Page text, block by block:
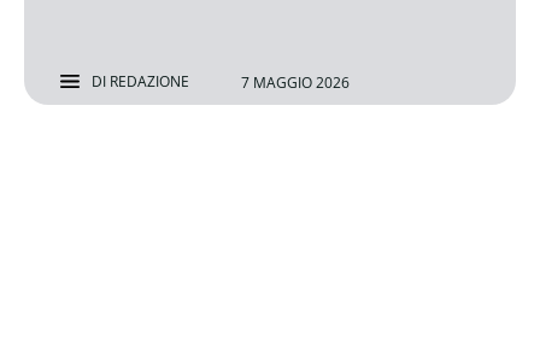
DI REDAZIONE 7 MAGGIO 2026